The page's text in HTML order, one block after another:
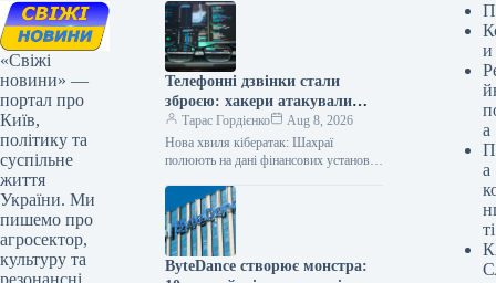
«Свіжі
новини» —
портал про
Київ,
політику та
суспільне
життя
України. Ми
пишемо про
агросектор,
культуру та
резонансні
Телефонні дзвінки стали
зброєю: хакери атакували
топ-фінансові компанії США
Тарас Гордієнко
Aug 8, 2026
Нова хвиля кібератак: Шахраї
полюють на дані фінансових установ
численними нападами хакерських
угруповань на відомі американські
фінансові…
ByteDance створює монстра:
и
а
а
ті